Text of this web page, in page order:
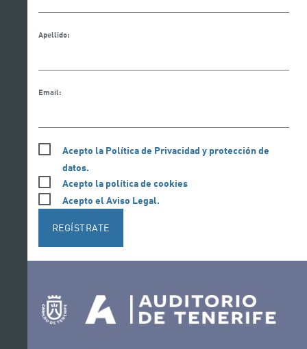
Apellido:
Email:
Acepto la Política de Privacidad y protección de
datos.
Acepto la política de cookies
Acepto el Aviso Legal.
REGÍSTRATE